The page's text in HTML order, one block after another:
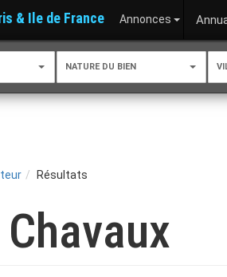
& Ile de France Annonces
NATURE DU BIEN
Résultats